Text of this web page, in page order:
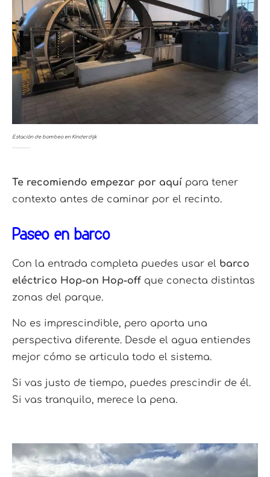
Estación de bombeo en Kinderdijk
Te recomiendo empezar por aquí para tener
contexto antes de caminar por el recinto.
Paseo en barco
Con la entrada completa puedes usar el barco
eléctrico Hop-on Hop-off que conecta distintas
zonas del parque.
No es imprescindible, pero aporta una
perspectiva diferente. Desde el agua entiendes
mejor cómo se articula todo el sistema.
Si vas justo de tiempo, puedes prescindir de él.
Si vas tranquilo, merece la pena.